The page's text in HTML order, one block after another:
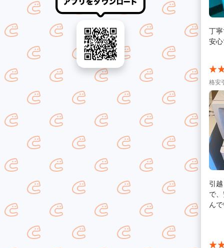
丁寧
格安
引
で
ん